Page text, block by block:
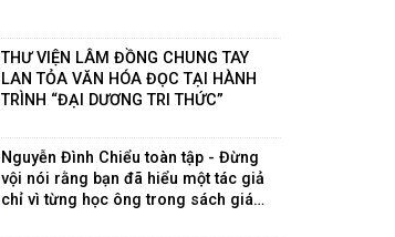
THƯ VIỆN LÂM ĐỒNG CHUNG TAY
LAN TỎA VĂN HÓA ĐỌC TẠI HÀNH
TRÌNH “ĐẠI DƯƠNG TRI THỨC”
Nguyễn Đình Chiểu toàn tập - Đừng
vội nói rằng bạn đã hiểu một tác giả
chỉ vì từng học ông trong sách giáo